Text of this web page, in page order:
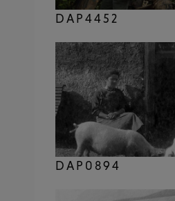
DAP4452
DAP0894